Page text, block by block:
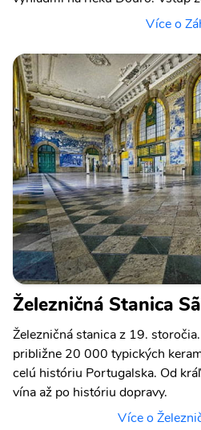
Více o
Železničná Stanica
Železničná stanica z 19.
približne 20 000 typických
celú históriu Portugalska. Od
vína až po históriu dopravy.
Více o